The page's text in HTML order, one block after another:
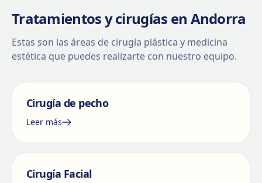
Tratamientos y cirugías en Andorra
Estas son las áreas de cirugía plástica y medicina
estética que puedes realizarte con nuestro equipo.
Cirugía de pecho
Leer más
Cirugía Facial